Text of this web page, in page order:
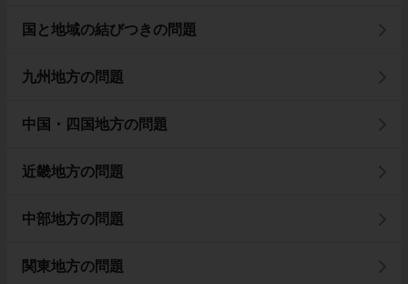
国と地域の結びつきの問題
九州地方の問題
中国・四国地方の問題
近畿地方の問題
中部地方の問題
関東地方の問題